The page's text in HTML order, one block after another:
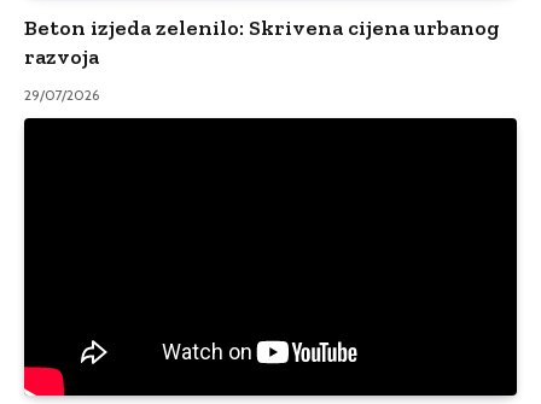
Beton izjeda zelenilo: Skrivena cijena urbanog
razvoja
29/07/2026